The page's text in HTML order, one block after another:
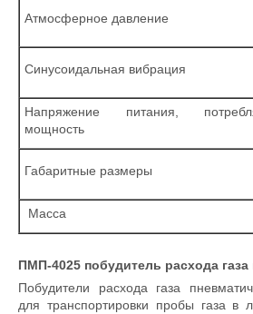
Атмосферное давление
Синусоидальная вибрация
Напряжение питания,
мощность
Габаритные размеры
Масса
ПМП-4025 побудитель расхода газа
Побудители расхода газа
для транспортировки пробы газа в